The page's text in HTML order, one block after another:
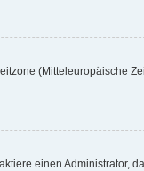
(Mitteleuropäische
einen Administrator,